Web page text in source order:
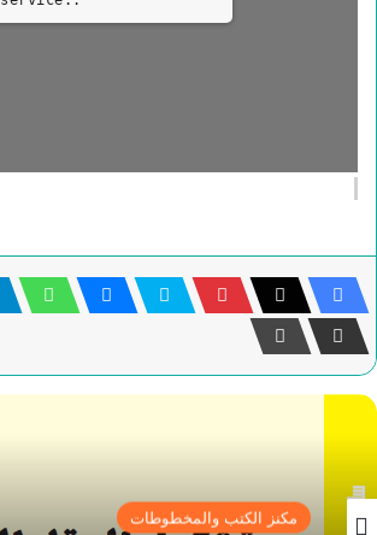
مكنز الكتب والمخطوطات